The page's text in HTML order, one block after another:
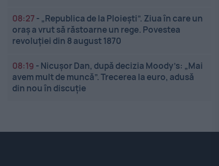
08:27 - „Republica de la Ploiești”. Ziua în care un
oraș a vrut să răstoarne un rege. Povestea
revoluției din 8 august 1870
08:19 - Nicușor Dan, după decizia Moody’s: „Mai
avem mult de muncă”. Trecerea la euro, adusă
din nou în discuție